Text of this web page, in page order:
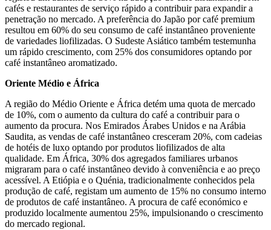
cafés e restaurantes de serviço rápido a contribuir para expandir a
penetração no mercado. A preferência do Japão por café premium
resultou em 60% do seu consumo de café instantâneo proveniente
de variedades liofilizadas. O Sudeste Asiático também testemunha
um rápido crescimento, com 25% dos consumidores optando por
café instantâneo aromatizado.
Oriente Médio e África
A região do Médio Oriente e África detém uma quota de mercado
de 10%, com o aumento da cultura do café a contribuir para o
aumento da procura. Nos Emirados Árabes Unidos e na Arábia
Saudita, as vendas de café instantâneo cresceram 20%, com cadeias
de hotéis de luxo optando por produtos liofilizados de alta
qualidade. Em África, 30% dos agregados familiares urbanos
migraram para o café instantâneo devido à conveniência e ao preço
acessível. A Etiópia e o Quénia, tradicionalmente conhecidos pela
produção de café, registam um aumento de 15% no consumo interno
de produtos de café instantâneo. A procura de café económico e
produzido localmente aumentou 25%, impulsionando o crescimento
do mercado regional.